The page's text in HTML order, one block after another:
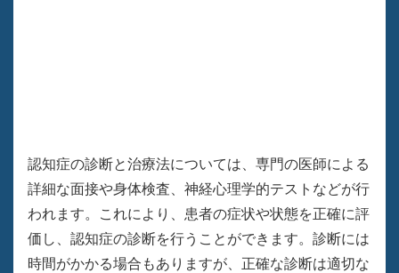
認知症の診断と治療法については、専門の医師による
詳細な面接や身体検査、神経心理学的テストなどが行
われます。これにより、患者の症状や状態を正確に評
価し、認知症の診断を行うことができます。診断には
時間がかかる場合もありますが、正確な診断は適切な